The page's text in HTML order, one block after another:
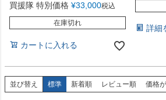
買援隊 特別価格 ¥33,000税込
在庫切れ
カートに入れる
詳細
並び替え 標準 新着順 レビュー順 価格